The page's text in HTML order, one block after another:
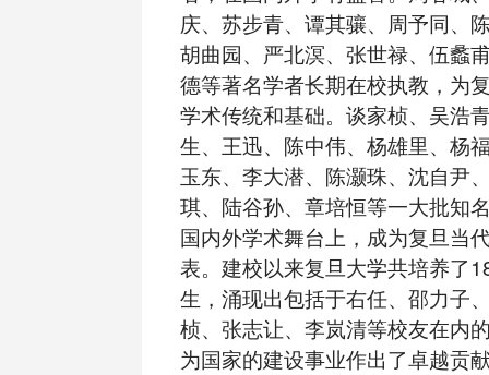
庆、苏步青、谭其骧、周予同、
胡曲园、严北溟、张世禄、伍蠡
德等著名学者长期在校执教，为
学术传统和基础。谈家桢、吴浩
生、王迅、陈中伟、杨雄里、杨
玉东、李大潜、陈灏珠、沈自尹
琪、陆谷孙、章培恒等一大批知
国内外学术舞台上，成为复旦当
表。建校以来复旦大学共培养了
生，涌现出包括于右任、邵力子
桢、张志让、李岚清等校友在内
为国家的建设事业作出了卓越贡